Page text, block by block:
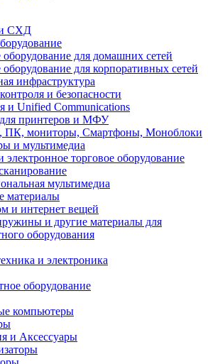
СХД
для домашних сетей
для корпоративных сетей
инфраструктура
и безопасности
и Unified Communications
для принтеров и МФУ
ПК, мониторы, Смартфоны, Моноблоки
и мультимедиа
торговое оборудование
мультимедиа
материалы
и интернет вещей
и другие материалы для
оборудования
и электроника
оборудование
компьютеры
и Аксессуары